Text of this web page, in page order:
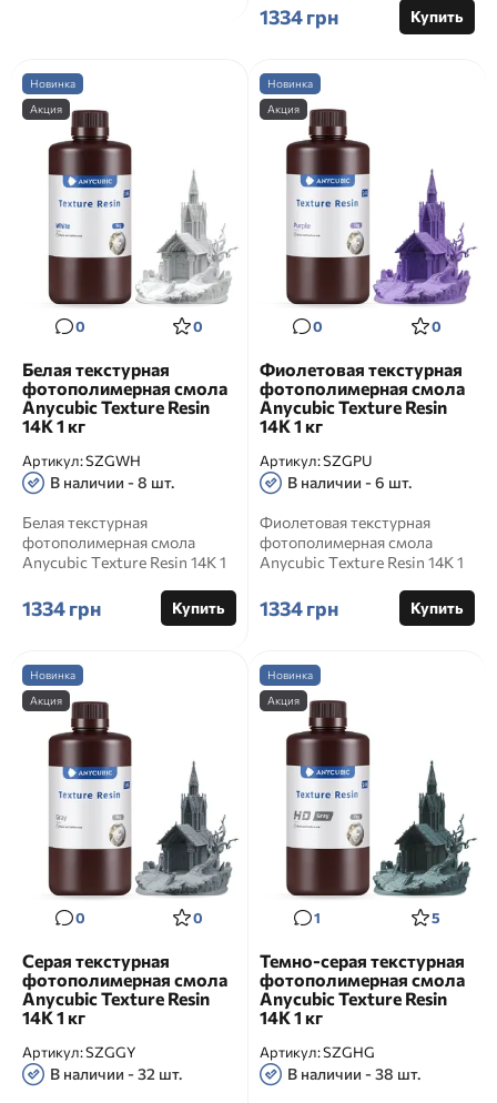
Like Resin 3.0 1...
1334 грн Купить
Новинка
Акция
0 0
Белая текстурная
фотополимерная смола
Anycubic Texture Resin
14K 1 кг
Артикул:SZGWH
В наличии - 8 шт.
Белая текстурная
фотополимерная смола
Anycubic Texture Resin 14K 1
Официальное н...
1334 грн Купить
Новинка
Акция
0 0
Фиолетовая текстурная
фотополимерная смола
Anycubic Texture Resin
14K 1 кг
Артикул:SZGPU
В наличии - 6 шт.
Фиолетовая текстурная
фотополимерная смола
Anycubic Texture Resin 14K 1
Официаль...
1334 грн Купить
Новинка
Акция
0 0
Серая текстурная
фотополимерная смола
Anycubic Texture Resin
14K 1 кг
Артикул:SZGGY
В наличии - 32 шт.
Новинка
Акция
1 5
Темно-серая текстурная
фотополимерная смола
Anycubic Texture Resin
14K 1 кг
Артикул:SZGHG
В наличии - 38 шт.